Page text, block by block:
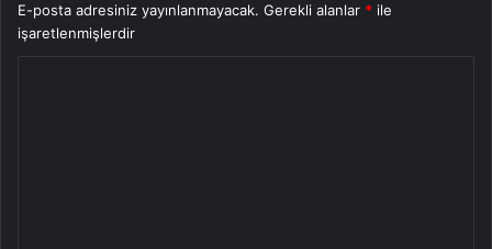
E-posta adresiniz yayınlanmayacak. Gerekli alanlar * ile
işaretlenmişlerdir